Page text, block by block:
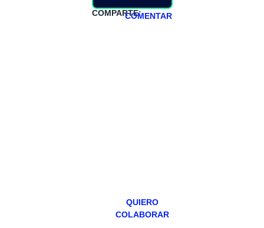
COMPARTE:COMENTAR
QUIERO
COLABORAR